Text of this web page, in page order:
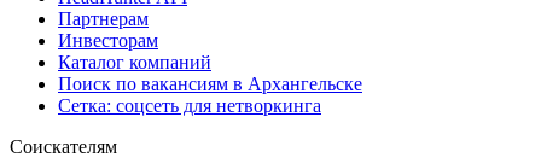
Партнерам
Инвесторам
Каталог компаний
Поиск по вакансиям в Архангельске
Сетка: соцсеть для нетворкинга
Соискателям